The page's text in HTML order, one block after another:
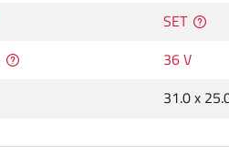
SET
36 V
31.0 x